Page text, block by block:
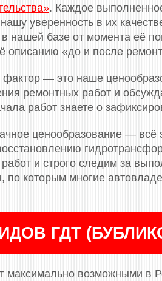
. Каждое
уверенность в их
нашей базе от момента её
описанию «до и после
— это наше
ремонтных работ и
работ знаете о
ценообразование — всё
и строго следим за
по которым многие
ГДТ
максимально возможными в